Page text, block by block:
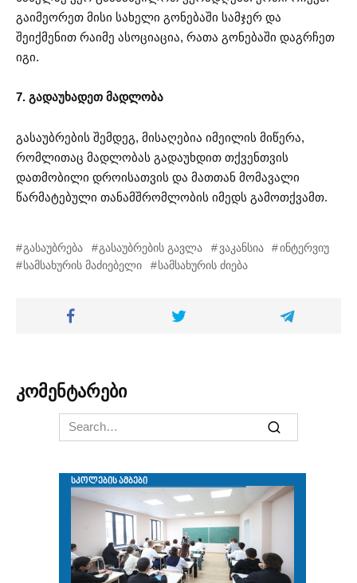
გაიმეორეთ მისი სახელი გონებაში სამჯერ და
შეიქმენით რაიმე ასოციაცია, რათა გონებაში დაგრჩეთ
იგი.
7. გადაუხადეთ მადლობა
გასაუბრების შემდეგ, მისაღებია იმეილის მიწერა,
რომლითაც მადლობას გადაუხდით თქვენთვის
დათმობილი დროისათვის და მათთან მომავალი
წარმატებული თანამშრომლობის იმედს გამოთქვამთ.
გასაუბრება გასაუბრების გავლა ვაკანსია
ინტერვიუ
სამსახურის მაძიებელი
სამსახურის ძიება
კომენტარები
Search
for: